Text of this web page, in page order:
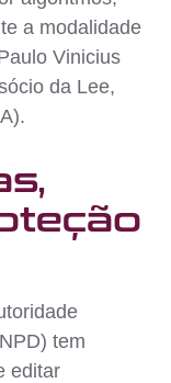
a modalidade
Vinicius
da Lee,
tem
editar